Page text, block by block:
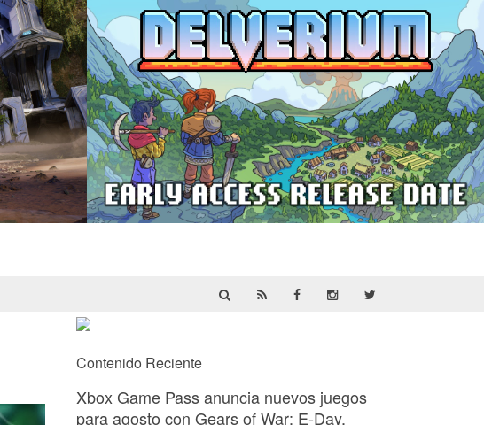
Contenido Reciente
Xbox Game Pass anuncia nuevos juegos
para agosto con Gears of War: E-Day,